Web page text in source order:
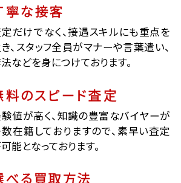
寧な接客
だけでなく、接遇スキルにも重点を
、スタッフ全員がマナーや言葉遣い、
などを身につけております。
料のスピード査定
値が高く、知識の豊富なバイヤーが
在籍しておりますので、素早い査定
能となっております。
べる買取方法